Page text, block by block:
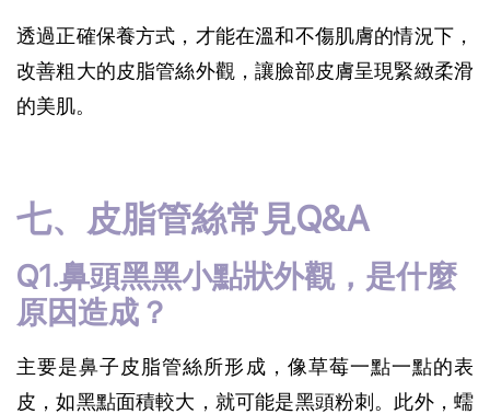
透過正確保養方式，才能在溫和不傷肌膚的情況下，
改善粗大的皮脂管絲外觀，讓臉部皮膚呈現緊緻柔滑
的美肌。
七、皮脂管絲常見Q&A
Q1.鼻頭黑黑小點狀外觀，是什麼
原因造成？
主要是鼻子皮脂管絲所形成，像草莓一點一點的表
皮，如黑點面積較大，就可能是黑頭粉刺。此外，蠕